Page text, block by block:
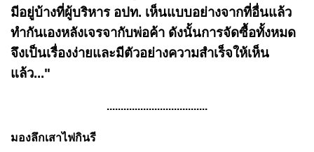
มีอยู่บ้างที่ผู้บริหาร อปท. เห็นแบบอย่างจากที่อื่นแล้ว
ทำกันเองหลังเจรจากับพ่อค้า ดังนั้นการจัดซื้อทั้งหมด
จึงเป็นเรื่องง่ายและมีตัวอย่างความสำเร็จให้เห็น
แล้ว..."
....................................
มองลึกเสาไฟกินรี